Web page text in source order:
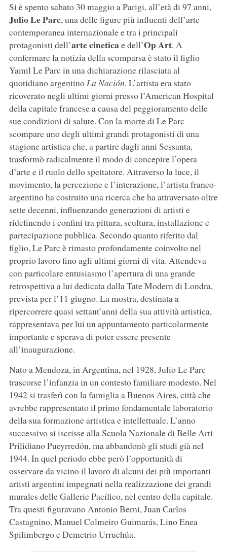
Si è spento sabato 30 maggio a Parigi, all’età di 97 anni,
Julio Le Parc, una delle figure più influenti dell’arte
contemporanea internazionale e tra i principali
protagonisti dell’arte cineticae dell’Op Art. A
confermare la notizia della scomparsa è stato il figlio
Yamil Le Parc in una dichiarazione rilasciata al
quotidiano argentinoLa Nación. L’artista era stato
ricoverato negli ultimi giorni presso l’American Hospital
della capitale francese a causa del peggioramento delle
sue condizioni di salute. Con la morte di Le Parc
scompare uno degli ultimi grandi protagonisti di una
stagione artistica che, a partire dagli anni Sessanta,
trasformò radicalmente il modo di concepire l’opera
d’arte e il ruolo dello spettatore. Attraverso la luce, il
movimento, la percezione e l’interazione, l’artista franco-
argentino ha costruito una ricerca che ha attraversato oltre
sette decenni, influenzando generazioni di artisti e
ridefinendo i confini tra pittura, scultura, installazione e
partecipazione pubblica. Secondo quanto riferito dal
figlio, Le Parc è rimasto profondamente coinvolto nel
proprio lavoro fino agli ultimi giorni di vita. Attendeva
con particolare entusiasmo l’apertura di una grande
retrospettiva a lui dedicata dalla Tate Modern di Londra,
prevista per l’11 giugno. La mostra, destinata a
ripercorrere quasi settant’anni della sua attività artistica,
rappresentava per lui un appuntamento particolarmente
importante e sperava di poter essere presente
all’inaugurazione.
Nato a Mendoza, in Argentina, nel 1928, Julio Le Parc
trascorse l’infanzia in un contesto familiare modesto. Nel
1942 si trasferì con la famiglia a Buenos Aires, città che
avrebbe rappresentato il primo fondamentale laboratorio
della sua formazione artistica e intellettuale. L’anno
successivo si iscrisse alla Scuola Nazionale di Belle Arti
Prilidiano Pueyrredón, ma abbandonò gli studi già nel
1944. In quel periodo ebbe però l’opportunità di
osservare da vicino il lavoro di alcuni dei più importanti
artisti argentini impegnati nella realizzazione dei grandi
murales delle Gallerie Pacífico, nel centro della capitale.
Tra questi figuravano Antonio Berni, Juan Carlos
Castagnino, Manuel Colmeiro Guimarás, Lino Enea
Spilimbergo e Demetrio Urruchúa.